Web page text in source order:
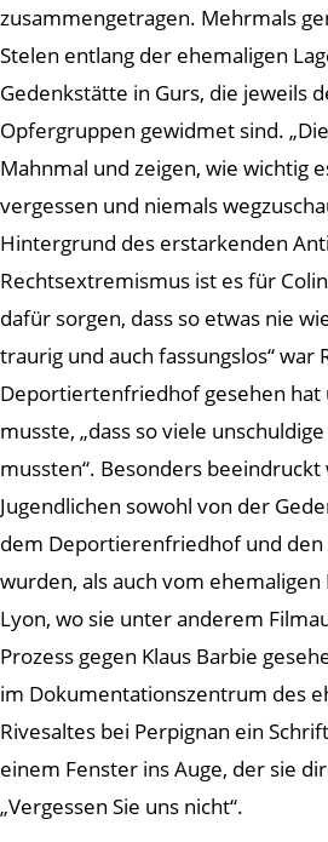
zusammengetragen. Mehrmals
Stelen entlang der ehemaligen
Gedenkstätte in Gurs, die jeweils
Opfergruppen gewidmet sind.
Mahnmal und zeigen, wie wichtig
vergessen und niemals
Hintergrund des erstarkenden
Rechtsextremismus ist es für
dafür sorgen, dass so etwas nie
traurig und auch fassungslos“ war
Deportiertenfriedhof gesehen hat
musste, „dass so viele
mussten“. Besonders beeindruckt
Jugendlichen sowohl von der
dem Deportierenfriedhof und den
wurden, als auch vom
Lyon, wo sie unter anderem
Prozess gegen Klaus Barbie
im Dokumentationszentrum des
Rivesaltes bei Perpignan ein
einem Fenster ins Auge, der sie
„Vergessen Sie uns nicht“.